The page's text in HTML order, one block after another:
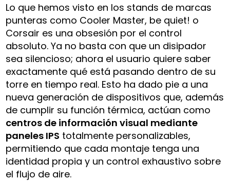
Lo que hemos visto en los stands de marcas
punteras como Cooler Master, be quiet! o
Corsair es una obsesión por el control
absoluto. Ya no basta con que un disipador
sea silencioso; ahora el usuario quiere saber
exactamente qué está pasando dentro de su
torre en tiempo real. Esto ha dado pie a una
nueva generación de dispositivos que, además
de cumplir su función térmica, actúan como
centros de información visual mediante
paneles IPS totalmente personalizables,
permitiendo que cada montaje tenga una
identidad propia y un control exhaustivo sobre
el flujo de aire.